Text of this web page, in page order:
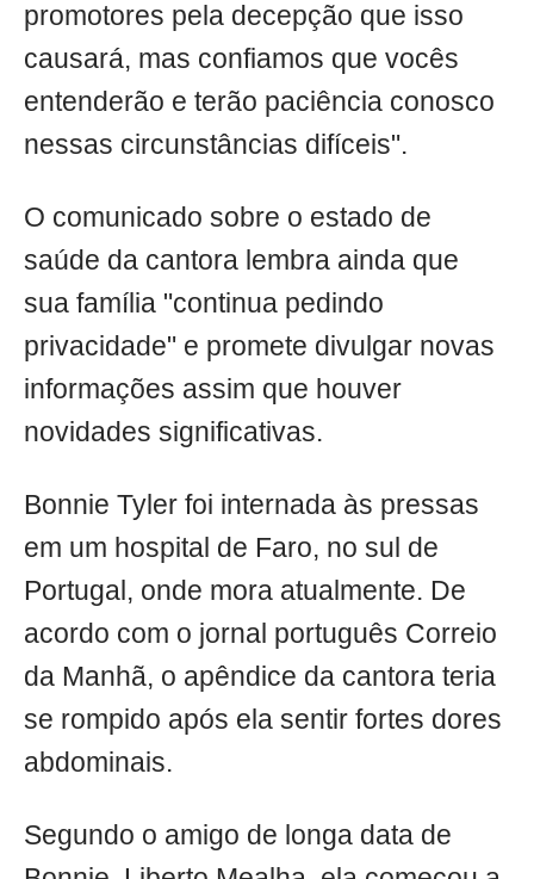
promotores pela decepção que isso
causará, mas confiamos que vocês
entenderão e terão paciência conosco
nessas circunstâncias difíceis".
O comunicado sobre o estado de
saúde da cantora lembra ainda que
sua família "continua pedindo
privacidade" e promete divulgar novas
informações assim que houver
novidades significativas.
Bonnie Tyler foi internada às pressas
em um hospital de Faro, no sul de
Portugal, onde mora atualmente. De
acordo com o jornal português Correio
da Manhã, o apêndice da cantora teria
se rompido após ela sentir fortes dores
abdominais.
Segundo o amigo de longa data de